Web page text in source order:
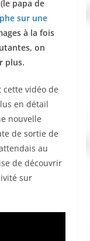
papa de
sur une
à la fois
on
plus.
cette vidéo de
en détail
nouvelle
de sortie de
au
de découvrir
sur